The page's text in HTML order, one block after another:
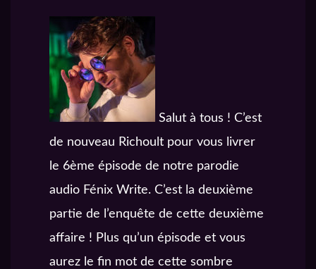
Salut à tous ! C’est
de nouveau Richoult pour vous livrer
le 6ème épisode de notre parodie
audio Fénix Write. C’est la deuxième
partie de l’enquête de cette deuxième
affaire ! Plus qu’un épisode et vous
aurez le fin mot de cette sombre